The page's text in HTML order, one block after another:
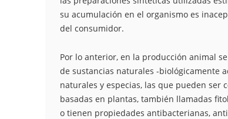
su acumulación en el organismo es
del consumidor.
Por lo anterior, en la producción animal
de sustancias naturales -biológicamente
naturales y especias, las que pueden ser
basadas en plantas, también llamadas
o tienen propiedades antibacterianas,